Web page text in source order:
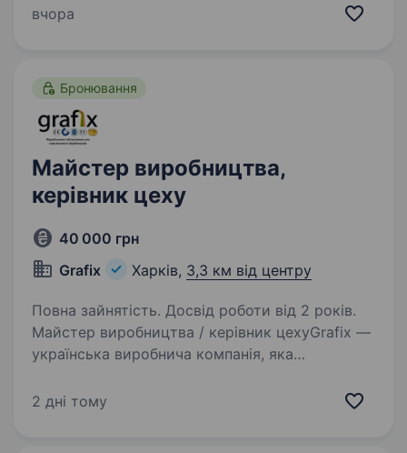
спецтехніки для сільськогосподарської,
вчора
Бронювання
Майстер виробництва,
керівник цеху
40 000 грн
Grafix
Харків, 3,3 км від центру
Повна зайнятість. Досвід роботи від 2 років.
Майстер виробництва / керівник цехуGrafix —
українська виробнича компанія, яка
фарбування та металообробки. У зв’язку
2 дні тому